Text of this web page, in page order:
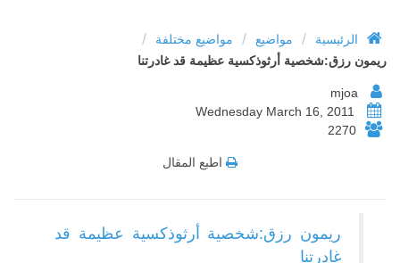
الرئيسية / مواضيع / مواضيع مختلفة /
ريمون رزق:شخصية أرثوذكسية عظيمة قد غادرتنا
2270
اطبع المقال
ريمون رزق:شخصية أرثوذكسية عظيمة قد
غادرتنا